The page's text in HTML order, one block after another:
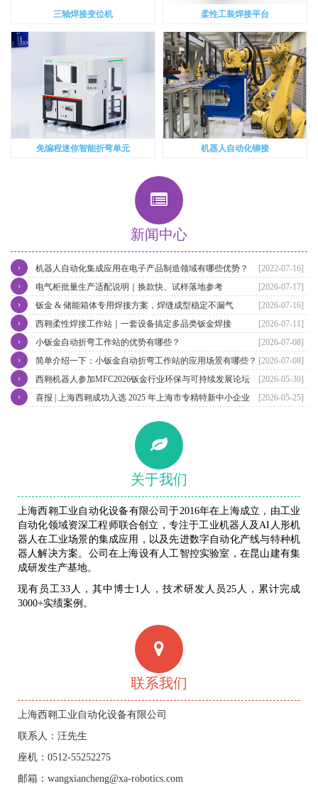
三轴焊接变位机 柔性工装焊接平台
免编程迷你智能折弯单元 机器人自动化铆接
新闻中心
[2022-07-16]
机器人自动化集成应用在电子产品制造领域有哪些优势？
›
[2026-07-17]
电气柜批量生产适配说明｜换款快、试样落地参考
›
[2026-07-16]
钣金 & 储能箱体专用焊接方案，焊缝成型稳定不漏气
›
[2026-07-11]
西翱柔性焊接工作站｜一套设备搞定多品类钣金焊接
›
[2026-07-08]
小钣金自动折弯工作站的优势有哪些？
›
[2026-07-08]
简单介绍一下：小钣金自动折弯工作站的应用场景有哪些？
›
[2026-05-30]
西翱机器人参加MFC2026钣金行业环保与可持续发展论坛
›
[2026-05-25]
喜报 | 上海西翱成功入选 2025 年上海市专精特新中小企业（第四批）
›
关于我们
上海西翱工业自动化设备有限公司于2016年在上海成立，由工业
自动化领域资深工程师联合创立，专注于工业机器人及AI人形机
器人在工业场景的集成应用，以及先进数字自动化产线与特种机
器人解决方案。公司在上海设有人工智控实验室，在昆山建有集
成研发生产基地。
现有员工33人，其中博士1人，技术研发人员25人，累计完成
3000+实绩案例。
联系我们
上海西翱工业自动化设备有限公司
联系人：汪先生
座机：0512-55252275
邮箱：wangxiancheng@xa-robotics.com